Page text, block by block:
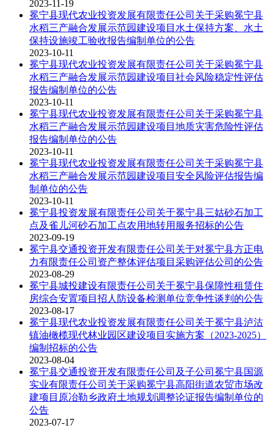
2023-11-19
冕宁县现代农业投资发展有限责任公司关于采购冕宁县
水稻三产融合发展示范园建设项目水土保持方案、水土
保持设施竣工验收报告编制单位的公告
2023-10-11
冕宁县现代农业投资发展有限责任公司关于采购冕宁县
水稻三产融合发展示范园建设项目社会风险稳定性评估
报告编制单位的公告
2023-10-11
冕宁县现代农业投资发展有限责任公司关于采购冕宁县
水稻三产融合发展示范园建设项目地质灾害危险性评估
报告编制单位的公告
2023-10-11
冕宁县现代农业投资发展有限责任公司关于采购冕宁县
水稻三产融合发展示范园建设项目安全风险评估报告编
制单位的公告
2023-10-11
冕宁县投资发展有限责任公司关于冕宁县三姑砂石加工
点及雀儿河砂石加工点农用地转用服务招标的公告
2023-09-19
冕宁县交通投资开发有限责任公司关于对冕宁县方正电
力有限责任公司资产整体评估项目采购评估公司的公告
2023-08-29
冕宁县城投建设有限责任公司关于冕宁县保障性租赁住
房综合安置项目招人防设备检测单位竞争性谈判的公告
2023-08-17
冕宁县现代农业投资发展有限责任公司关于冕宁县泸沽
镇油橄榄现代林业园区建设项目实施方案（2023-2025）
编制招标的公告
2023-08-04
冕宁县交通投资开发有限责任公司及子公司冕宁县国源
实业有限责任公司关于采购冕宁县高阳街道农贸市场改
建项目原冶勒乡政府土地规划调整论证报告编制单位的
公告
2023-07-17